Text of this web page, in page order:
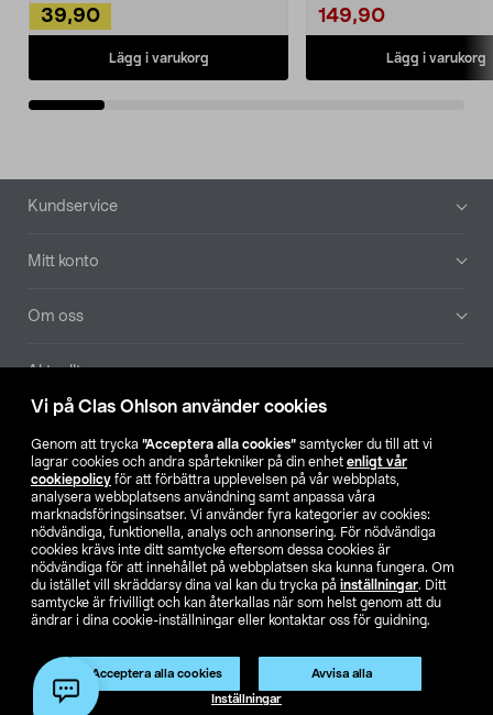
Vi på Clas Ohlson använder cookies
Genom att trycka ”Acceptera alla cookies” samtycker du till att vi
lagrar cookies och andra spårtekniker på din enhet enligt vår
cookiepolicy för att förbättra upplevelsen på vår webbplats,
analysera webbplatsens användning samt anpassa våra
marknadsföringsinsatser. Vi använder fyra kategorier av cookies:
nödvändiga, funktionella, analys och annonsering. För nödvändiga
cookies krävs inte ditt samtycke eftersom dessa cookies är
nödvändiga för att innehållet på webbplatsen ska kunna fungera. Om
du istället vill skräddarsy dina val kan du trycka på inställningar. Ditt
samtycke är frivilligt och kan återkallas när som helst genom att du
ändrar i dina cookie-inställningar eller kontaktar oss för guidning.
Acceptera alla cookies Avvisa alla
Inställningar
39,90
Lägg i varukorg
149,90
Lägg i varukorg
Sidfot
Kundservice
Mitt konto
Om oss
Aktuellt
Hitta butik
SE NO FI
Köpvillkor Privacy statement Klubbvillkor
För företag
Ändra till priser exklusive moms